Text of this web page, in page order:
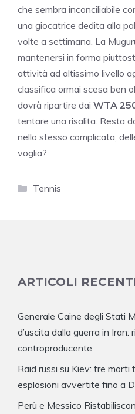
che sembra inconciliabile
una giocatrice dedita alla
volte a settimana. La
mantenersi in forma
attività ad altissimo livello
classifica ormai scesa ben
dovrà ripartire dai WTA
tentare una risalita. Resta
nello stesso complicata,
voglia?
Categorie
Tennis
ARTICOLI
Generale Caine degli Stati
d’uscita dalla guerra in Iran:
controproducente
Raid russi su Kiev: tre morti
esplosioni avvertite fino a
Perù e Messico